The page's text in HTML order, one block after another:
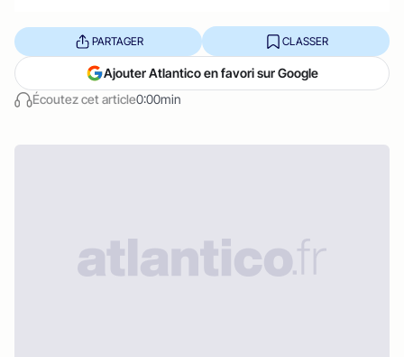
Écoutez cet article0:00min
PARTAGER CLASSER
Ajouter Atlantico en favori sur Google